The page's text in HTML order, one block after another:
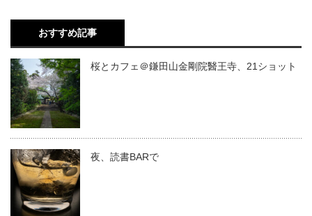
おすすめ記事
桜とカフェ＠鎌田山金剛院醫王寺、21ショット
夜、読書BARで